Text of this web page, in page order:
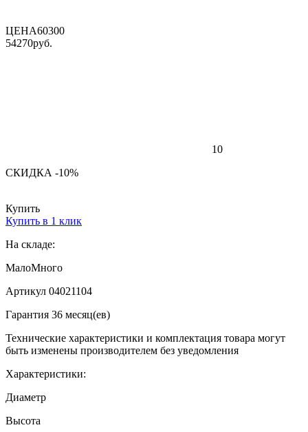
ЦЕНА60300
54270руб.
10
СКИДКА -10%
Купить
Купить в 1 клик
На складе:
МалоМного
Артикул 04021104
Гарантия 36 месяц(ев)
Технические характеристики и комплектация товара могут
быть изменены производителем без уведомления
Характеристики:
Диаметр
Высота